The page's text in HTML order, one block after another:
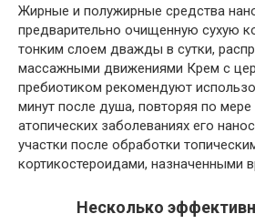
Жирные и полужирные средства
предварительно очищенную сухую
тонким слоем дважды в сутки,
массажными движениями Крем с
пребиотиком рекомендуют
минут после душа, повторяя по
атопических заболеваниях его
участки после обработки
кортикостероидами, назначенными
Несколько